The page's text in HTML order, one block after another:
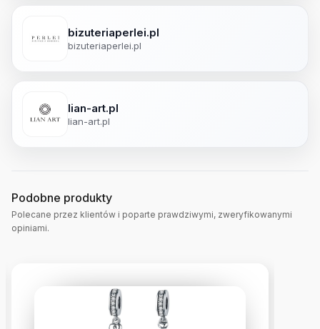
bizuteriaperlei.pl
bizuteriaperlei.pl
lian-art.pl
lian-art.pl
Podobne produkty
Polecane przez klientów i poparte prawdziwymi, zweryfikowanymi
opiniami.